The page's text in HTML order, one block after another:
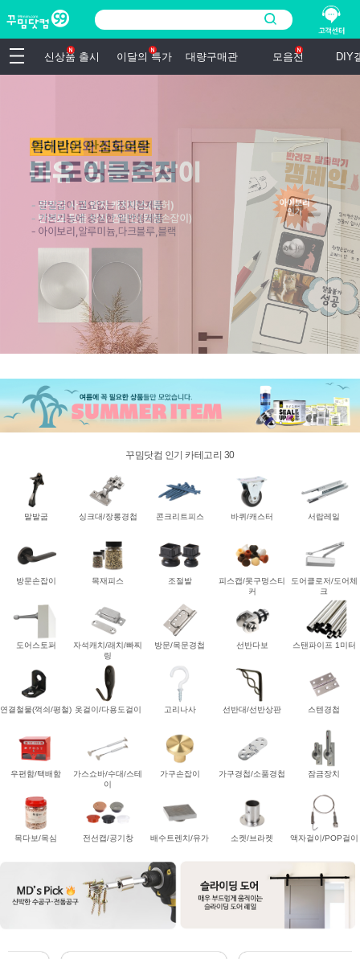
신상품 출시 이달의 특가 대량구매관 모음전 DIY
꾸밈닷컴 인기 카테고리 30
말발굽 싱크대/장롱경첩 콘크리트피스 바퀴/캐스터 서랍레일
방문손잡이 목재피스 조절발
피스캡/못구멍스티
커
도어클로저/도어체
크
도어스토퍼
자석캐치/래치/빠찌
링
방문/목문경첩 선반다보 스탠파이프 1미터
연결철물(꺽쇠/평철) 옷걸이/다용도걸이 고리나사 선반대/선반상판 스텐경첩
우편함/택배함
가스쇼바/수대/스테
이
가구손잡이 가구경첩/소품경첩 잠금장치
목다보/목심 전선캡/공기창 배수트렌치/유가 소켓/브라켓 액자걸이/POP걸이